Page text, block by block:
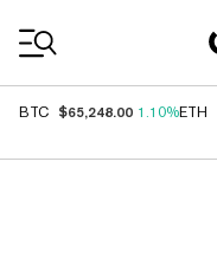
BTC $65,248.00 1.10%ETH